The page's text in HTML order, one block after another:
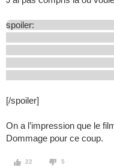
spoiler:
[/spoiler]
On a l’impression que le
Dommage pour ce coup.
22 5